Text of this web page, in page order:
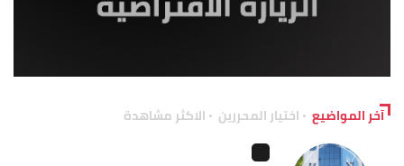
آخر المواضيع اختيار المحررين الاكثر مشاهدة